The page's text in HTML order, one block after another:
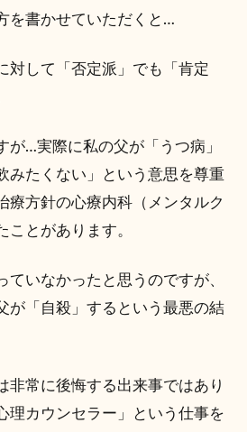
を書かせていただくと…
対して「否定派」でも「肯定
が…実際に私の父が「うつ病」
みたくない」という意思を尊重
療方針の心療内科（メンタルク
ことがあります。
ていなかったと思うのですが、
が「自殺」するという最悪の結
非常に後悔する出来事ではあり
理カウンセラー」という仕事を